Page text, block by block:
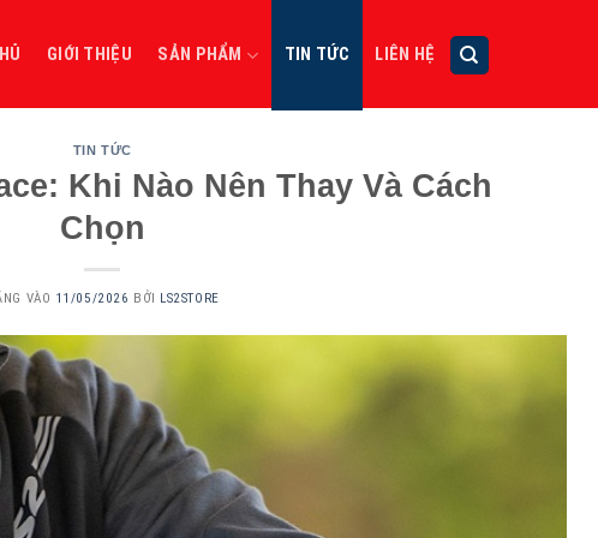
GIỚI THIỆU SẢN PHẨM TIN TỨC LIÊN HỆ
TIN TỨC
Khi Nào Nên Thay Và Cách
Chọn
VÀO 11/05/2026 BỞI LS2STORE